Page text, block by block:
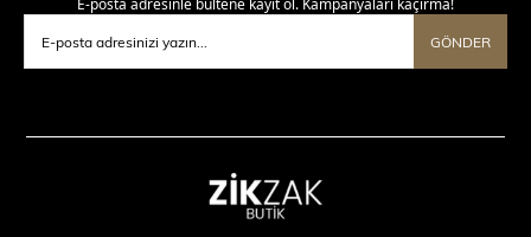
E-posta adresinle bültene kayıt ol. Kampanyaları kaçırma!
GÖNDER